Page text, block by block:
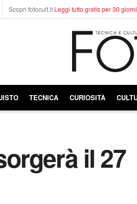
Scopri fotocult.it Leggi tutto gratis per 30 giorni
TECNICA CURIOSITÀ
il 27